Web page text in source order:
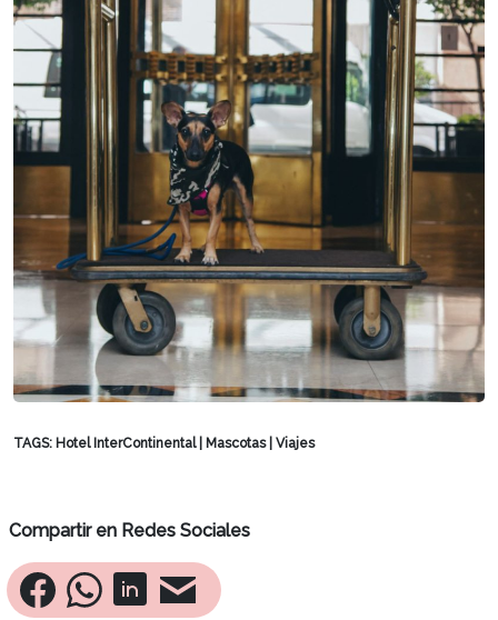
TAGS: Hotel InterContinental| Mascotas| Viajes
Compartir en Redes Sociales